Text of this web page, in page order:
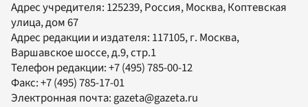
Адрес учредителя: 125239, Россия, Москва, Коптевская
улица, дом 67
Адрес редакции и издателя: 117105, г. Москва,
Варшавское шоссе, д.9, стр.1
Телефон редакции:+7 (495) 785-00-12
Факс:+7 (495) 785-17-01
Электронная почта:gazeta@gazeta.ru